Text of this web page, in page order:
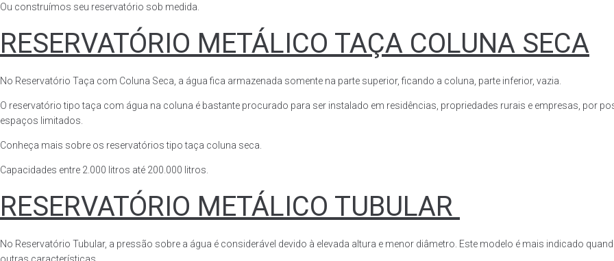
Ou construímos seu reservatório sob medida.
RESERVATÓRIO METÁLICO TAÇA COLUNA SECA
No Reservatório Taça com Coluna Seca, a água fica armazenada somente na parte superior, ficando a coluna, parte inferior, vazia.
O reservatório tipo taça com água na coluna é bastante procurado para ser instalado em residências, propriedades rurais e empresas, por
espaços limitados.
Conheça mais sobre os reservatórios tipo taça coluna seca.
Capacidades entre 2.000 litros até 200.000 litros.
RESERVATÓRIO METÁLICO TUBULAR
No Reservatório Tubular, a pressão sobre a água é considerável devido à elevada altura e menor diâmetro. Este modelo é mais indicado